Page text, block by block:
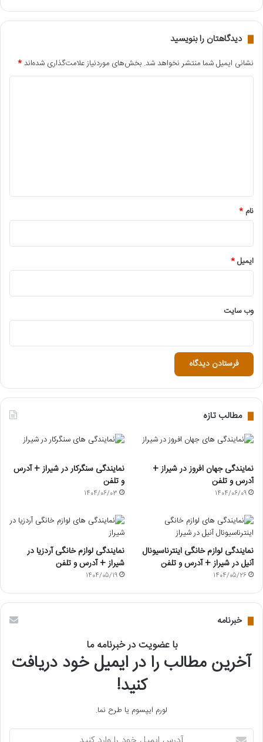
دیدگاهتان را بنویسید
نشانی ایمیل شما منتشر نخواهد شد. بخش‌های موردنیاز علامت‌گذاری شده‌اند*
نام *
ایمیل*
وب‌ سایت
مطالب تازه
نمایندگی جهان افروز در شیراز +
آدرس و تلفن
1404/06/09
نمایندگی سنگرکار در شیراز + آدرس
و تلفن
1404/06/03
نمایندگی لوازم خانگی اینترناسیونال
آنیل در شیراز + آدرس و تلفن
1404/05/26
نمایندگی لوازم خانگی آردزیا در
شیراز + آدرس و تلفن
1404/05/19
خبرنامه
با عضویت در خبرنامه ما
آخرین مطالب را در ایمیل خود دریافت
کنید!
لورم ایپسوم یا طرح‌ نما.
آ